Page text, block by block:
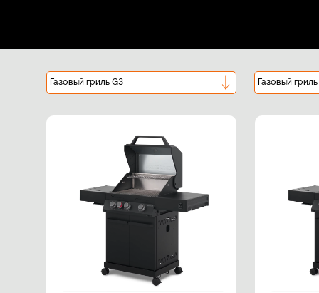
Газовый
Газовый гриль G3